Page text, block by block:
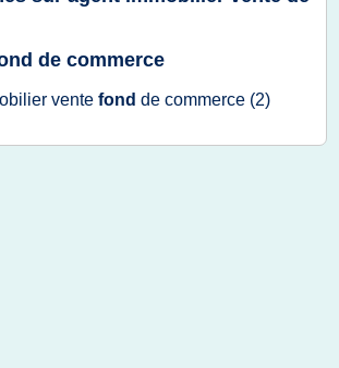
de commerce
vente fond de commerce (2)